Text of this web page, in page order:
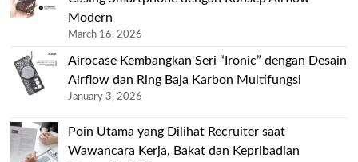
Modern
March 16, 2026
Airocase Kembangkan Seri “Ironic” dengan Desain
Airflow dan Ring Baja Karbon Multifungsi
January 3, 2026
Poin Utama yang Dilihat Recruiter saat
Wawancara Kerja, Bakat dan Kepribadian